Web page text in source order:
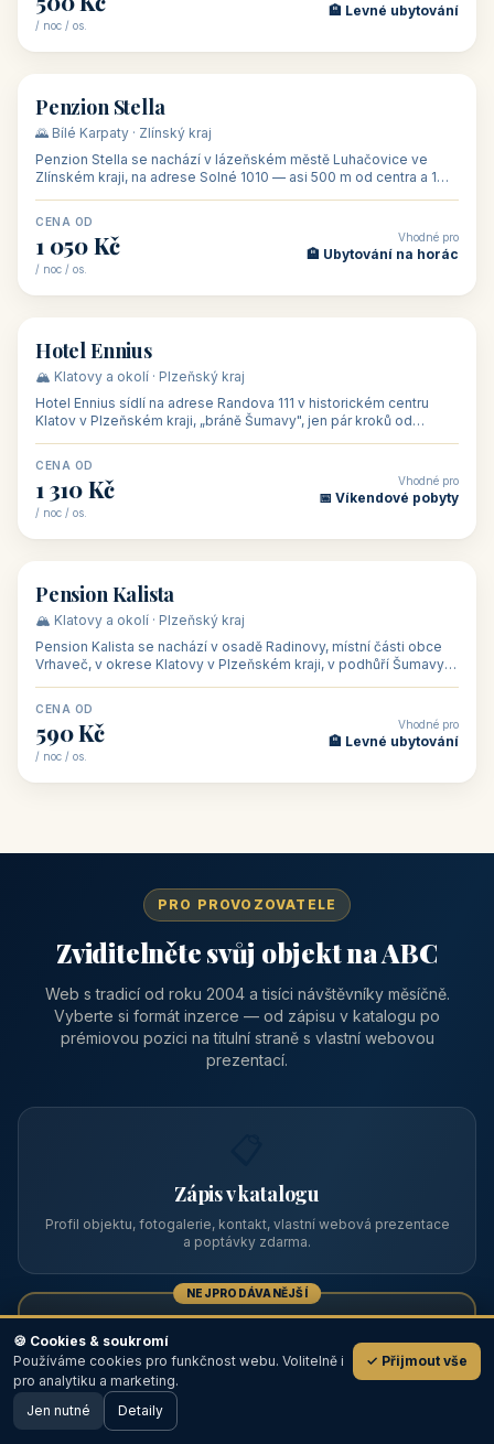
/ noc / os.
🏨 Levné ubytování
🏡 penzion
Penzion Stella
🌄 Bílé Karpaty · Zlínský kraj
Penzion Stella se nachází v lázeňském městě Luhačovice ve
Zlínském kraji, na adrese Solné 1010 — asi 500 m od centra a 1
CENA OD
1 050 Kč
/ noc / os.
Vhodné pro
🏨 Ubytování na horác
🏨 hotel
Hotel Ennius
🏔️ Klatovy a okolí · Plzeňský kraj
Hotel Ennius sídlí na adrese Randova 111 v historickém centru
Klatov v Plzeňském kraji, „bráně Šumavy", jen pár kroků od
CENA OD
1 310 Kč
/ noc / os.
Vhodné pro
📅 Víkendové pobyty
🏡 penzion
Pension Kalista
🏔️ Klatovy a okolí · Plzeňský kraj
Pension Kalista se nachází v osadě Radinovy, místní části obce
Vrhaveč, v okrese Klatovy v Plzeňském kraji, v podhůří Šumavy
CENA OD
590 Kč
/ noc / os.
Vhodné pro
🏨 Levné ubytování
PRO PROVOZOVATELE
Zviditelněte svůj objekt na ABC
Web s tradicí od roku 2004 a tisíci návštěvníky měsíčně.
Vyberte si formát inzerce — od zápisu v katalogu po
prémiovou pozici na titulní straně s vlastní webovou
prezentací.
Zápis v katalogu
Profil objektu, fotogalerie, kontakt, vlastní webová prezentace
a poptávky zdarma.
NEJPRODÁVANĚJŠÍ
Prémiový partner
TOP pozice na titulce, přednost ve výpisech, zlatý odznak a
💬
🖥️ Desktop verze
🍪 Cookies & soukromí
Používáme cookies pro funkčnost webu. Volitelně i
pro analytiku a marketing.
✓ Přijmout vše
Jen nutné Detaily